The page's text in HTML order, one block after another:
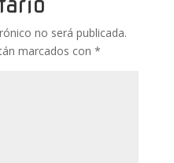
no será publicada.
marcados con *